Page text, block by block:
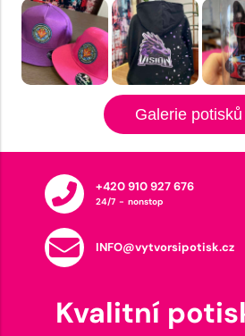
Galerie potisků
+420 910 927 676
24/7 - nonstop
INFO@vytvorsipotisk.cz
Kvalitní